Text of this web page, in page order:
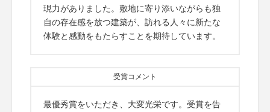
現力がありました。敷地に寄り添いながらも独
自の存在感を放つ建築が、訪れる人々に新たな
体験と感動をもたらすことを期待しています。
受賞コメント
最優秀賞をいただき、大変光栄です。受賞を告